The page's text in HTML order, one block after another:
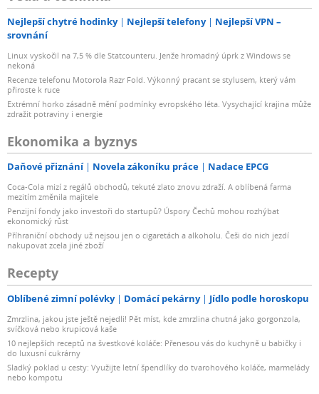
Nejlepší chytré hodinky Nejlepší telefony
Nejlepší VPN –
srovnání
Linux vyskočil na 7,5 % dle Statcounteru. Jenže hromadný úprk z Windows se
nekoná
Recenze telefonu Motorola Razr Fold. Výkonný pracant se stylusem, který vám
přiroste k ruce
Extrémní horko zásadně mění podmínky evropského léta. Vysychající krajina může
zdražit potraviny i energie
Ekonomika a byznys
Daňové přiznání Novela zákoníku práce Nadace EPCG
Coca-Cola mizí z regálů obchodů, tekuté zlato znovu zdraží. A oblíbená farma
mezitím změnila majitele
Penzijní fondy jako investoři do startupů? Úspory Čechů mohou rozhýbat
ekonomický růst
Příhraniční obchody už nejsou jen o cigaretách a alkoholu. Češi do nich jezdí
nakupovat zcela jiné zboží
Recepty
Oblíbené zimní polévky Domácí pekárny Jídlo podle horoskopu
Zmrzlina, jakou jste ještě nejedli! Pět míst, kde zmrzlina chutná jako gorgonzola,
svíčková nebo krupicová kaše
10 nejlepších receptů na švestkové koláče: Přenesou vás do kuchyně u babičky i
do luxusní cukrárny
Sladký poklad u cesty: Využijte letní špendlíky do tvarohového koláče, marmelády
nebo kompotu